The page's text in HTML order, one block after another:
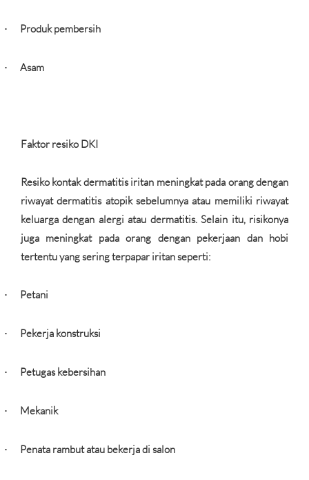
· Produk pembersih
· Asam
Faktor resiko DKI
Resiko kontak dermatitis iritan meningkat pada orang dengan
riwayat dermatitis atopik sebelumnya atau memiliki riwayat
keluarga dengan alergi atau dermatitis. Selain itu, risikonya
juga meningkat pada orang dengan pekerjaan dan hobi
tertentu yang sering terpapar iritan seperti:
· Petani
· Pekerja konstruksi
· Petugas kebersihan
· Mekanik
· Penata rambut atau bekerja di salon